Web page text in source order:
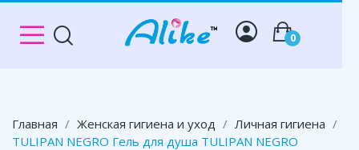
0
Главная Женская гигиена и уход
Личная гигиена
TULIPAN NEGRO Гель для душа TULIPAN NEGRO